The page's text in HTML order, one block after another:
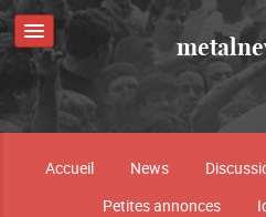
Accueil News
Petites annonces